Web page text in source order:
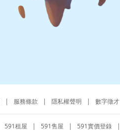
| 服務條款 | 隱私權聲明 | 數字徵才
591租屋 | 591售屋 | 591實價登錄 |